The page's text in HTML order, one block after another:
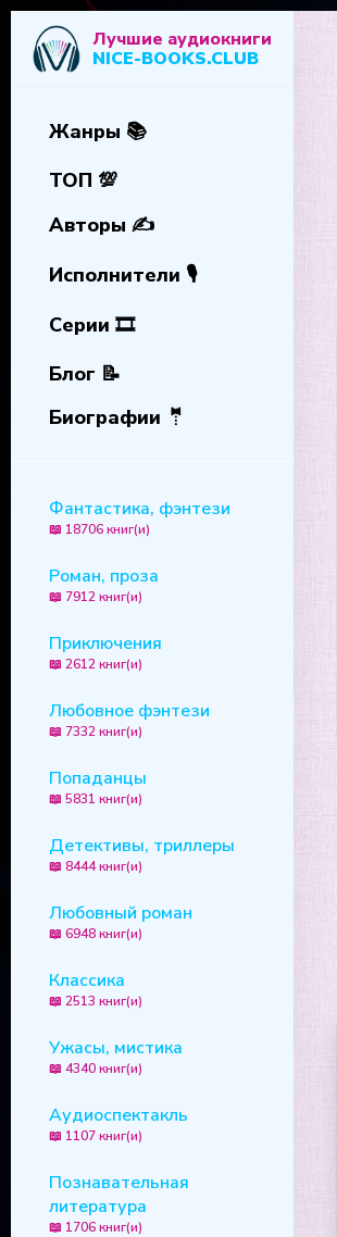
Лучшие аудиокниги
NICE-BOOKS.CLUB
Жанры 📚
ТОП 💯
Авторы ✍️
Исполнители 🎙️
Серии 🎞️
Блог 📝
Биографии 🤵
Фантастика, фэнтези
📖 18706 книг(и)
Роман, проза
📖 7912 книг(и)
Приключения
📖 2612 книг(и)
Любовное фэнтези
📖 7332 книг(и)
Попаданцы
📖 5831 книг(и)
Детективы, триллеры
📖 8444 книг(и)
Любовный роман
📖 6948 книг(и)
Классика
📖 2513 книг(и)
Ужасы, мистика
📖 4340 книг(и)
Аудиоспектакль
📖 1107 книг(и)
Познавательная
литература
📖 1706 книг(и)